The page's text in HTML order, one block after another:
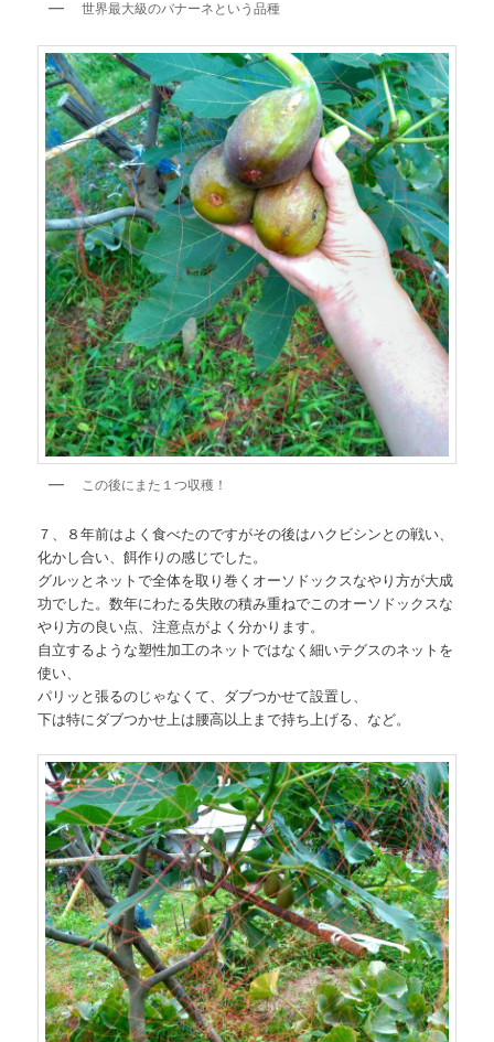
世界最大級のバナーネという品種
この後にまた１つ収穫！
７、８年前はよく食べたのですがその後はハクビシンとの戦い、
化かし合い、餌作りの感じでした。
グルッとネットで全体を取り巻くオーソドックスなやり方が大成
功でした。数年にわたる失敗の積み重ねでこのオーソドックスな
やり方の良い点、注意点がよく分かります。
自立するような塑性加工のネットではなく細いテグスのネットを
使い、
パリッと張るのじゃなくて、ダブつかせて設置し、
下は特にダブつかせ上は腰高以上まで持ち上げる、など。